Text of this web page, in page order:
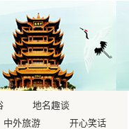
地名趣谈
中外旅游 开心笑话